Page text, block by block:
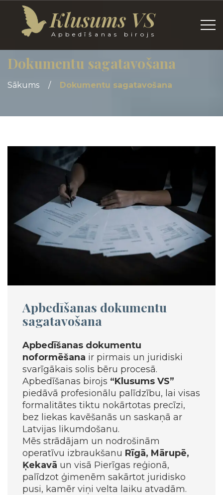
Klusums VS
Apbedīšanas birojs
Dokumentu sagatavošana
Sākums / Dokumentu sagatavošana
Apbedīšanas dokumentu
sagatavošana
Apbedīšanas dokumentu
noformēšana ir pirmais un juridiski
svarīgākais solis bēru procesā.
Apbedīšanas birojs “Klusums VS”
piedāvā profesionālu palīdzību, lai visas
formalitātes tiktu nokārtotas precīzi,
bez liekas kavēšanās un saskaņā ar
Latvijas likumdošanu.
Mēs strādājam un nodrošinām
operatīvu izbraukšanu Rīgā, Mārupē,
Ķekavā un visā Pierīgas reģionā,
palīdzot ģimenēm sakārtot juridisko
pusi, kamēr viņi velta laiku atvadām.